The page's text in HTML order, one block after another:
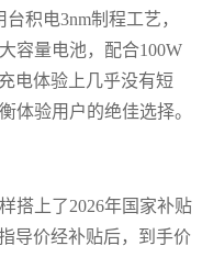
积电3nm制程工艺，
容量电池，配合100W
电体验上几乎没有短
体验用户的绝佳选择。
搭上了2026年国家补贴
导价经补贴后，到手价